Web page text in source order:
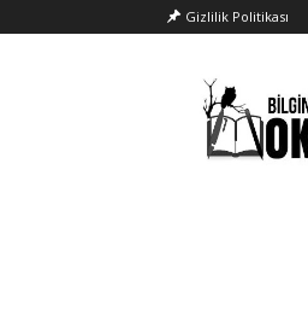
Gizlilik Politikası